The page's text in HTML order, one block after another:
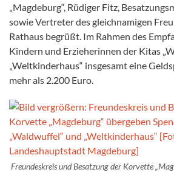
„Magdeburg“, Rüdiger Fitz,
sowie Vertreter des gleichnamigen
Rathaus begrüßt. Im Rahmen des
Kindern und Erzieherinnen der Kitas
„Weltkinderhaus“ insgesamt eine
mehr als 2.200 Euro.
Freundeskreis und Besatzung der Korvette